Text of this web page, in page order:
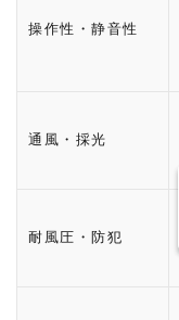
操作性・静音性
通風・採光
耐風圧・防犯